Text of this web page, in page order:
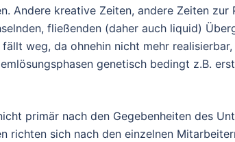
Andere kreative Zeiten, andere Zeiten zur
fließenden (daher auch liquid)
weg, da ohnehin nicht mehr
genetisch bedingt z.B.
primär nach den Gegebenheiten des
richten sich nach den einzelnen